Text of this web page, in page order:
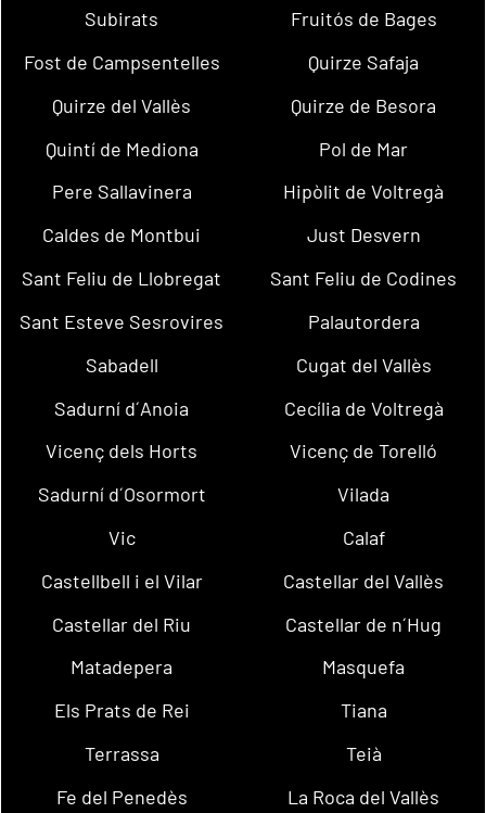
Subirats
Fruitós de Bages
Fost de Campsentelles
Quirze Safaja
Quirze del Vallès
Quirze de Besora
Quintí de Mediona
Pol de Mar
Pere Sallavinera
Hipòlit de Voltregà
Caldes de Montbui
Just Desvern
Sant Feliu de Llobregat
Sant Feliu de Codines
Sant Esteve Sesrovires
Palautordera
Sabadell
Cugat del Vallès
Sadurní d´Anoia
Cecília de Voltregà
Vicenç dels Horts
Vicenç de Torelló
Sadurní d´Osormort
Vilada
Vic
Calaf
Castellbell i el Vilar
Castellar del Vallès
Castellar del Riu
Castellar de n´Hug
Matadepera
Masquefa
Els Prats de Rei
Tiana
Terrassa
Teià
Fe del Penedès
La Roca del Vallès